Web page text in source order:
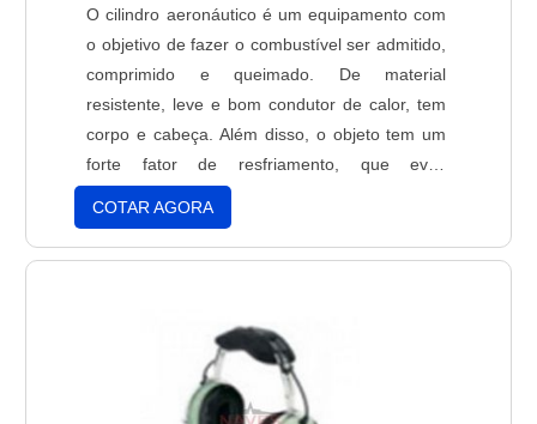
O cilindro aeronáutico é um equipamento com
o objetivo de fazer o combustível ser admitido,
comprimido e queimado. De material
resistente, leve e bom condutor de calor, tem
corpo e cabeça. Além disso, o objeto tem um
forte fator de resfriamento, que evita
problemas com o superaquecimento dos
motores, sendo fundamental para o
funcionamento dos aviões, e principalmente
COTAR AGORA